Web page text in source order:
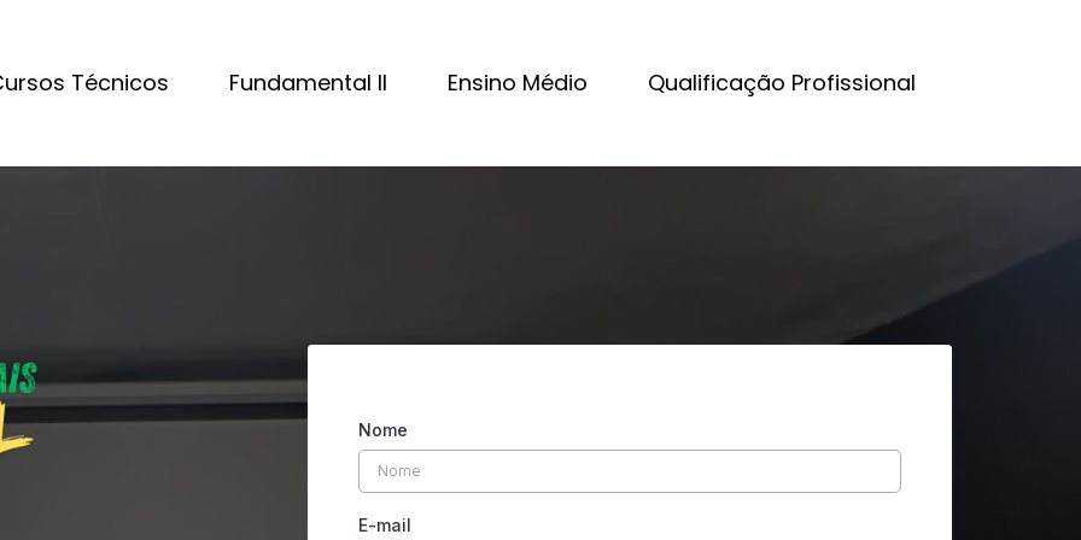
Técnicos Fundamental II Ensino Médio Qualificação Profissional
Nome
E-mail